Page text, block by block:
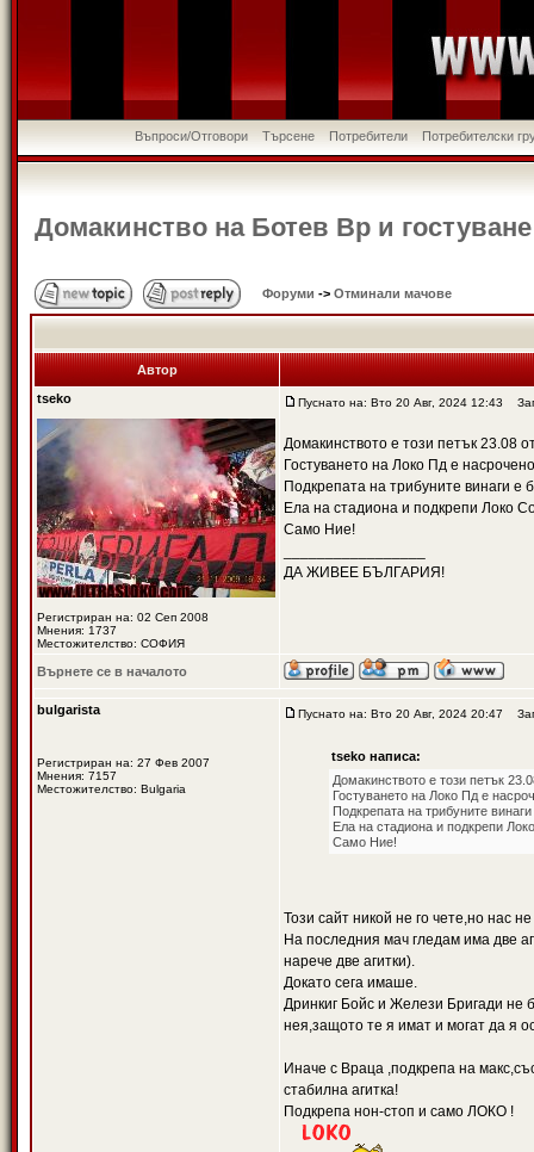
Въпроси/Отговори Търсене Потребители Потребителски
Домакинство на Ботев Вр и
Форуми -> Отминали мачове
Автор
tseko
Регистриран на: 02 Сеп 2008
Мнения: 1737
Местожителство: СОФИЯ
Пуснато на: Вто 20 Авг, 2024 12:43
Домакинството е този петък 23.08
Гостуването на Локо Пд е
Подкрепата на трибуните винаги
Ела на стадиона и подкрепи Локо
Само Ние!
ДА ЖИВЕЕ БЪЛГАРИЯ!
Върнете се в началото
bulgarista
Регистриран на: 27 Фев 2007
Мнения: 7157
Местожителство: Bulgaria
Пуснато на: Вто 20 Авг, 2024 20:47
tseko написа:
Домакинството е този петък
Гостуването на Локо Пд е
Подкрепата на трибуните
Ела на стадиона и подкрепи
Само Ние!
Този сайт никой не го чете,но нас
На последния мач гледам има две
нарече две агитки).
Докато сега имаше.
Дринкиг Бойс и Желези Бригади не
нея,защото те я имат и могат да я
Иначе с Враца ,подкрепа на
стабилна агитка!
Подкрепа нон-стоп и само ЛОКО !